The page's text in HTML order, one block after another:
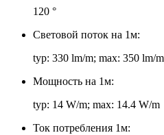
120 °
Световой поток на 1м:
typ: 330 lm/m; max: 350 lm/m
Мощность на 1м:
typ: 14 W/m; max: 14.4 W/m
Ток потребления 1м: